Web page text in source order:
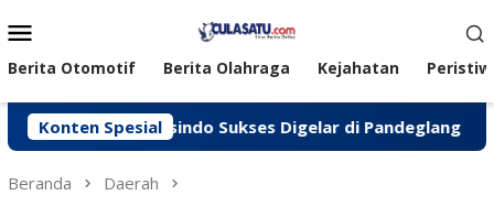
ke
kontenMobile
Berita Otomotif Berita Olahraga Kejahatan
Konten Spesial
Peken Jasindo Sukses Digelar di Pandeglang
Beranda Daerah